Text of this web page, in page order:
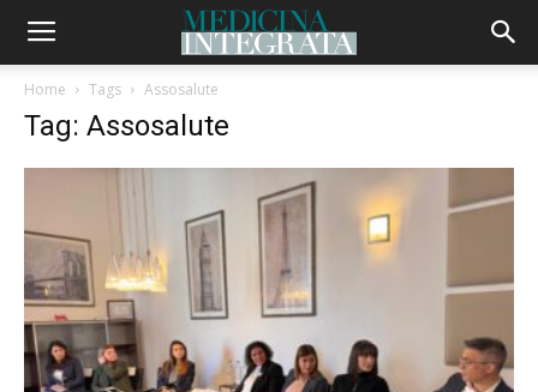
Home Tags Assosalute
Tag: Assosalute